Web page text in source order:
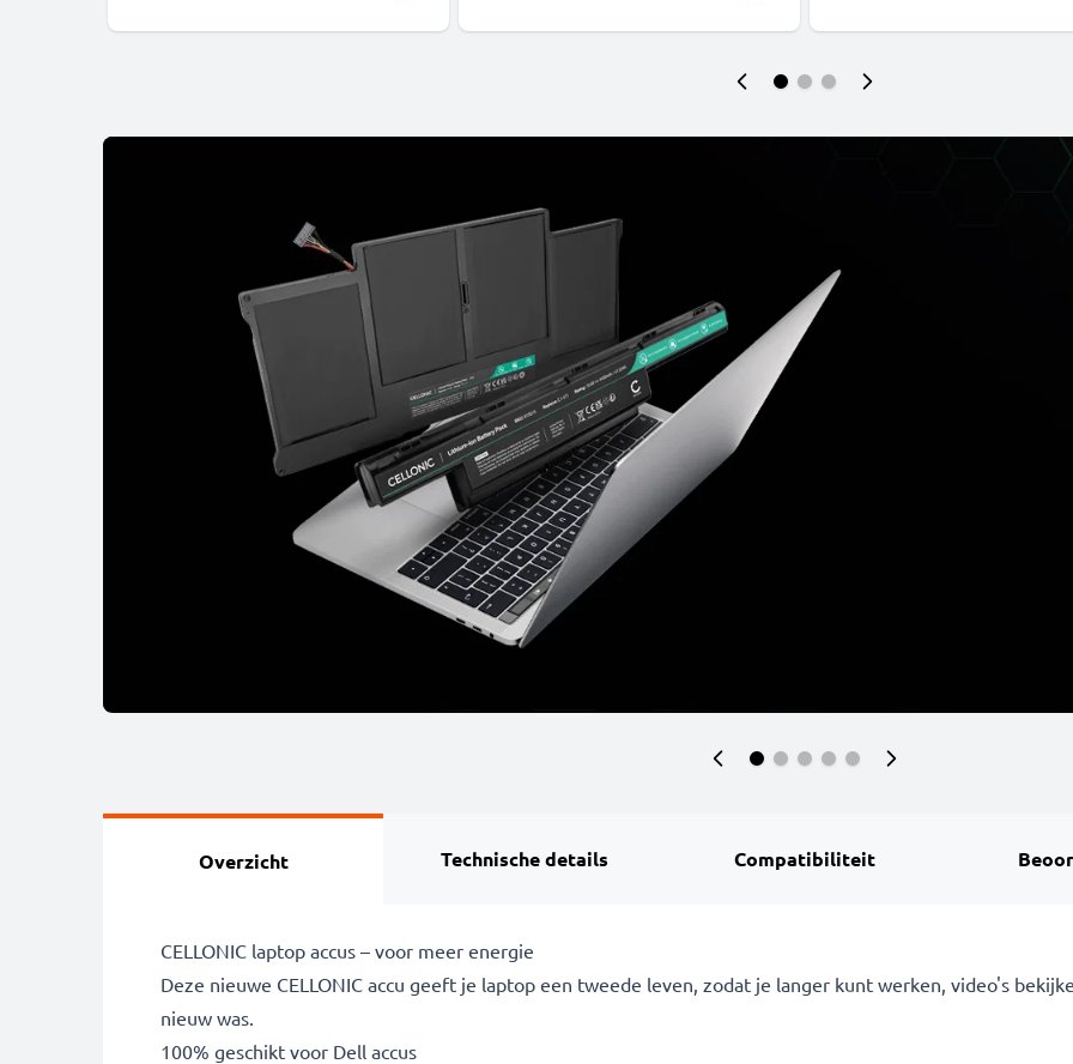
Overzicht Technische details Compatibiliteit
CELLONIC laptop accus – voor meer energie
Deze nieuwe CELLONIC accu geeft je laptop een tweede leven, zodat je langer kunt werken, video's
nieuw was.
100% geschikt voor Dell accus